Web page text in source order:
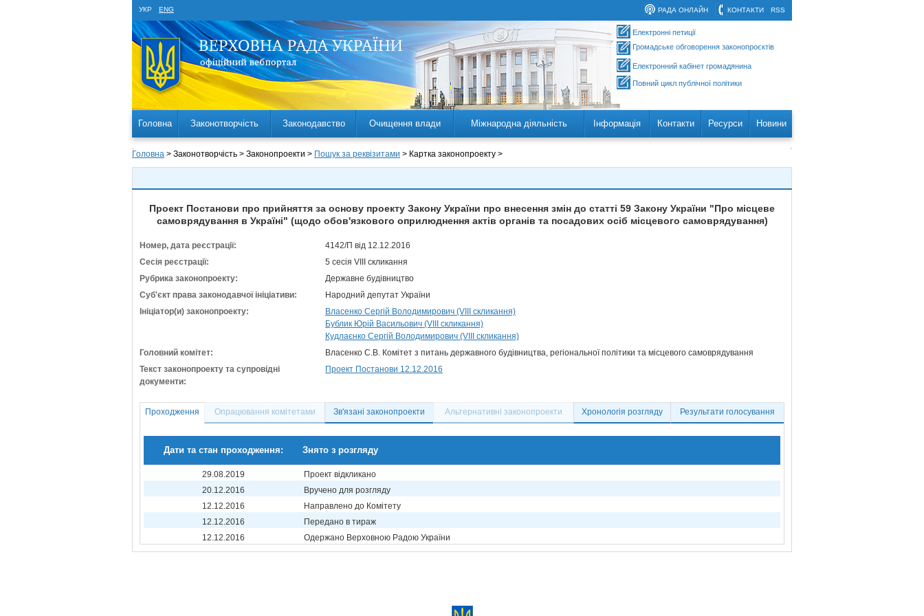
УКР ENG RSS
КОНТАКТИ
РАДА ОНЛАЙН
Електронні петиції
Громадське обговорення законопроєктів
Електронний кабінет громадянина
Повний цикл публічної політики
Головна Законотворчість Законодавство Очищення влади Міжнародна діяльність Інформація Контакти Ресурси Новини
Головна > Законотворчість > Законопроекти > Пошук за реквізитами > Картка законопроекту >
Проект Постанови про прийняття за основу проекту Закону України про внесення змін до статті 59 Закону України "Про місцеве
самоврядування в Україні" (щодо обов'язкового оприлюднення актів органів та посадових осіб місцевого самоврядування)
Номер, дата реєстрації:
4142/П від 12.12.2016
Сесія реєстрації:
5 сесія VIII скликання
Рубрика законопроекту:
Державне будівництво
Суб'єкт права законодавчої ініціативи:
Народний депутат України
Ініціатор(и) законопроекту:
Власенко Сергій Володимирович (VIII скликання)
Бублик Юрій Васильович (VIII скликання)
Кудлаєнко Сергій Володимирович (VIII скликання)
Головний комітет:
Власенко С.В. Комітет з питань державного будівництва, регіональної політики та місцевого самоврядування
Текст законопроекту та супровідні
документи:
Проект Постанови 12.12.2016
Проходження Опрацювання комітетами Зв'язані законопроекти Альтернативні законопроекти Хронологія розгляду Результати голосування
Дати та стан проходження: Знято з розгляду
29.08.2019
Проект відкликано
20.12.2016
Вручено для розгляду
12.12.2016
Направлено до Комітету
12.12.2016
Передано в тираж
12.12.2016
Одержано Верховною Радою України